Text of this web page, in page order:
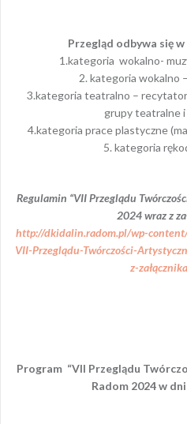
Przegląd odbywa się
1.kategoria wokalno-
2. kategoria wokalno
3.kategoria teatralno –
grupy teatralne
4.kategoria prace plastyczne
5. kategoria
Regulamin “VII Przeglądu
2024 wraz z
http://dkidalin.radom.pl/wp-
VII-Przeglądu-Twórczości-
z-
Program “VII Przeglądu
Radom 2024 w